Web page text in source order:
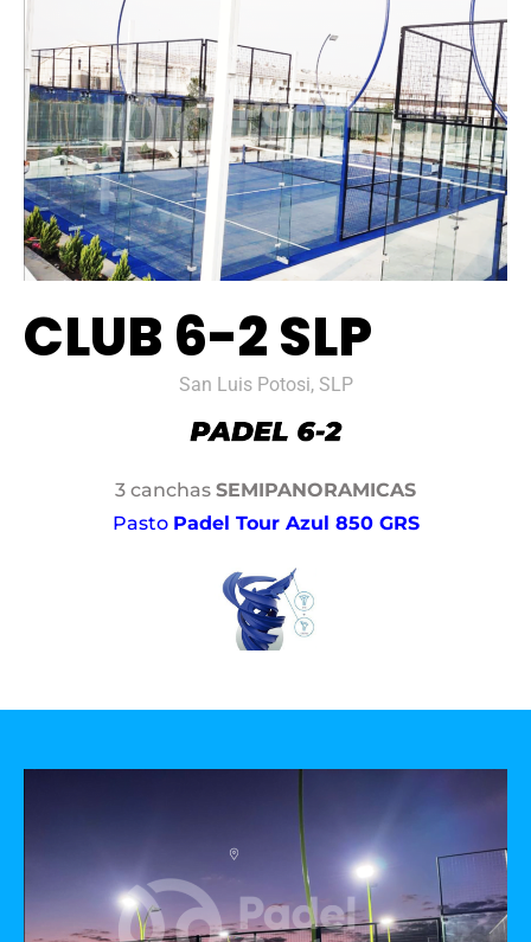
CLUB 6-2 SLP
San Luis Potosi, SLP
3 canchas SEMIPANORAMICAS
Pasto Padel Tour Azul 850 GRS